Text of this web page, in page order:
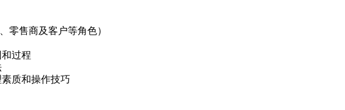
零售商及客户等角色）
过程
质和操作技巧